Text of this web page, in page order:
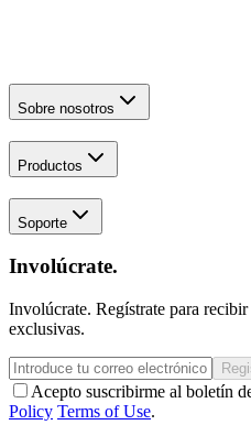
Sobre nosotros
Productos
Soporte
Involúcrate.
Involúcrate. Regístrate para
exclusivas.
Acepto suscribirme al boletín
Policy Terms of Use.